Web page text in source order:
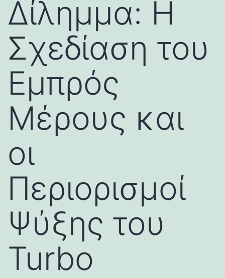
Δίλημμα: Η
Σχεδίαση του
Εμπρός
Μέρους και
οι
Περιορισμοί
Ψύξης του
Turbo